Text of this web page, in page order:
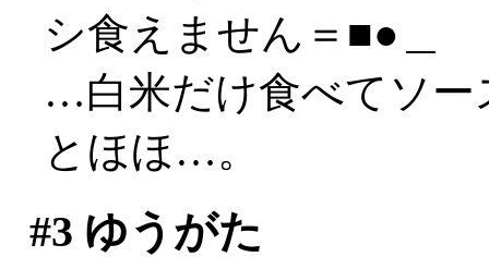
シ食えません＝■●＿
…白米だけ食べてソー
とほほ…。
#3 ゆうがた